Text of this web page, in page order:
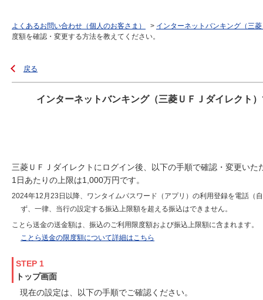
よくあるお問い合わせ（個人のお客さま） > インターネットバンキング（三
度額を確認・変更する方法を教えてください。
戻る
インターネットバンキング（三菱ＵＦＪダイレクト
三菱ＵＦＪダイレクトにログイン後、以下の手順で確認・変更いた
1日あたりの上限は1,000万円です。
2024年12月23日以降、ワンタイムパスワード（アプリ）の利用登録を電話（
ず、一律、当行の設定する振込上限額を超える振込はできません。
ことら送金の送金額は、振込のご利用限度額および振込上限額に含まれます。
ことら送金の限度額について詳細はこちら
STEP 1
トップ画面
現在の設定は、以下の手順でご確認ください。